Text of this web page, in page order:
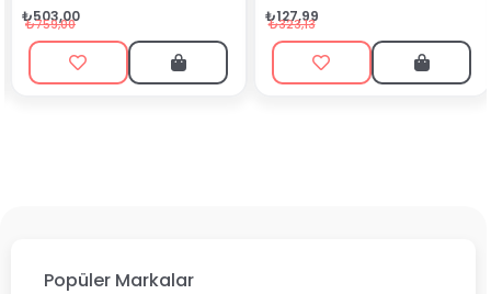
₺127,99
₺323,13 ₺90,99
₺199,90
Popüler Markalar